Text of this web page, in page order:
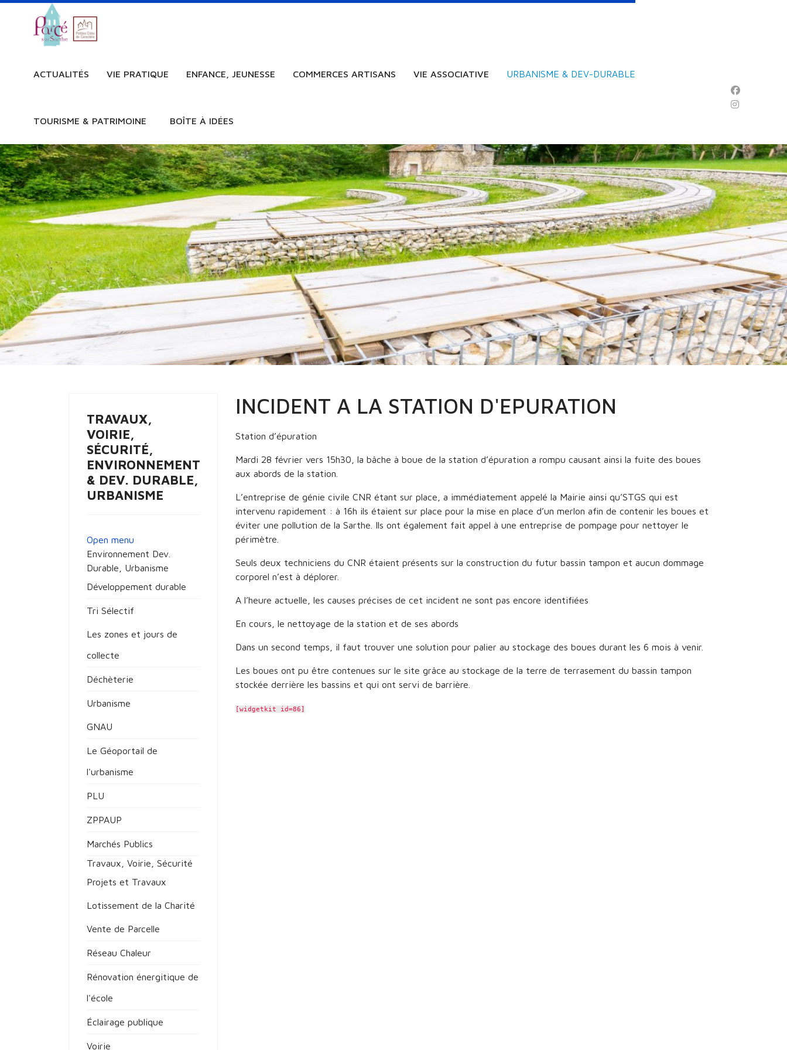
ACTUALITÉS VIE PRATIQUE ENFANCE, JEUNESSE COMMERCES ARTISANS VIE ASSOCIATIVE URBANISME & DEV-DURABLE
TOURISME & PATRIMOINE BOÎTE À IDÉES
Vous êtes ici : Urbanisme & dev-durable INCIDENT A LA STATION D'EPURATION
TRAVAUX,
VOIRIE,
SÉCURITÉ,
ENVIRONNEMENT
& DEV. DURABLE,
URBANISME
Open menu
Environnement Dev.
Durable, Urbanisme
Développement durable
Tri Sélectif
Les zones et jours de
collecte
Déchèterie
Urbanisme
GNAU
Le Géoportail de
l'urbanisme
PLU
ZPPAUP
Marchés Publics
Travaux, Voirie, Sécurité
Projets et Travaux
Lotissement de la Charité
Vente de Parcelle
Réseau Chaleur
Rénovation énergitique de
l'école
Éclairage publique
Voirie
INCIDENT A LA STATION D'EPURATION
Station d’épuration
Mardi 28 février vers 15h30, la bâche à boue de la station d’épuration a rompu causant ainsi la fuite des boues
aux abords de la station.
L’entreprise de génie civile CNR étant sur place, a immédiatement appelé la Mairie ainsi qu’STGS qui est
intervenu rapidement : à 16h ils étaient sur place pour la mise en place d’un merlon afin de contenir les boues et
éviter une pollution de la Sarthe. Ils ont également fait appel à une entreprise de pompage pour nettoyer le
périmètre.
Seuls deux techniciens du CNR étaient présents sur la construction du futur bassin tampon et aucun dommage
corporel n’est à déplorer.
A l’heure actuelle, les causes précises de cet incident ne sont pas encore identifiées
En cours, le nettoyage de la station et de ses abords
Dans un second temps, il faut trouver une solution pour palier au stockage des boues durant les 6 mois à venir.
Les boues ont pu être contenues sur le site grâce au stockage de la terre de terrasement du bassin tampon
stockée derrière les bassins et qui ont servi de barrière.
[widgetkit id=86]